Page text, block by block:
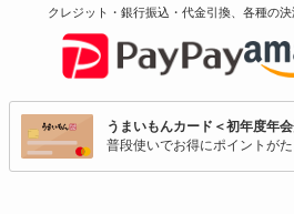
クレジット・銀行振込・代金引換、各種の
うまいもんカード＜初年度年
普段使いでお得にポイントがた